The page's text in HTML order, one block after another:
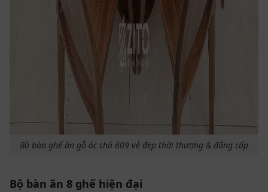
Bộ bàn ghế ăn gỗ óc chó 609 vẻ đẹp thời thượng & đẳng cấp
Bộ bàn ăn 8 ghế hiện đại